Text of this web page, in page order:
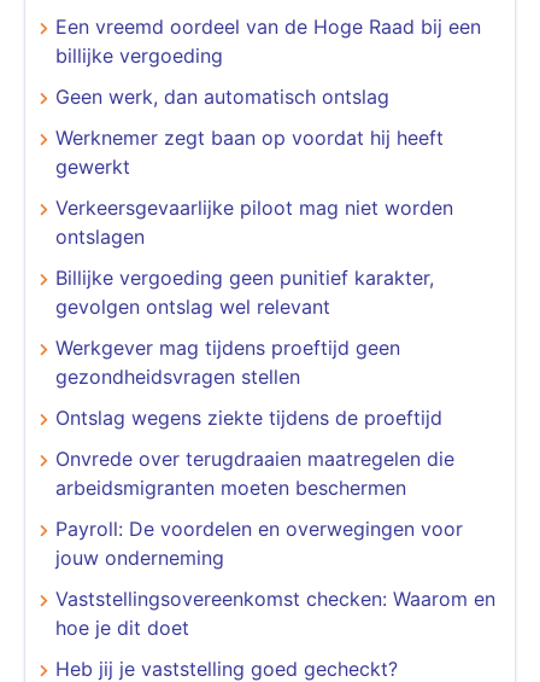
Een vreemd oordeel van de Hoge Raad bij een
billijke vergoeding
Geen werk, dan automatisch ontslag
Werknemer zegt baan op voordat hij heeft
gewerkt
Verkeersgevaarlijke piloot mag niet worden
ontslagen
Billijke vergoeding geen punitief karakter,
gevolgen ontslag wel relevant
Werkgever mag tijdens proeftijd geen
gezondheidsvragen stellen
Ontslag wegens ziekte tijdens de proeftijd
Onvrede over terugdraaien maatregelen die
arbeidsmigranten moeten beschermen
Payroll: De voordelen en overwegingen voor
jouw onderneming
Vaststellingsovereenkomst checken: Waarom en
hoe je dit doet
Heb jij je vaststelling goed gecheckt?